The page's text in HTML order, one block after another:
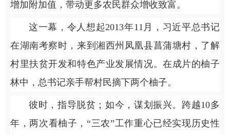
增加附加值，带动更多农民群众增收致富。
这一幕，令人想起2013年11月，习近平总书记
在湖南考察时，来到湘西州凤凰县菖蒲塘村，了解
村里扶贫开发和特色产业发展情况。在成片的柚子
林中，总书记亲手帮村民摘下两个柚子。
彼时，指导脱贫；如今，谋划振兴。跨越10多
年，两次看柚子，“三农”工作重心已经实现历史性